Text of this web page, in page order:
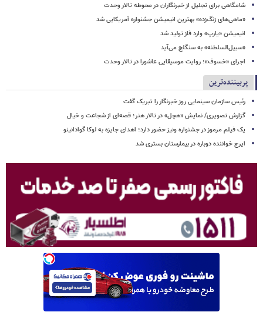
شامگاهی برای تجلیل از خبرنگاران در محوطه تالار وحدت
«ماهی‌های زنگ‌زده» بهترین انیمیشن جشنواره آمریکایی شد
انیمیشن «یارپ» وارد فاز تولید شد
«سبیل‌السلطنه» به سنگلج می‌آید
اجرای «خسوف»؛ روایت موسیقایی عاشورا در تالار وحدت
پربیننده‌ترین
رئیس سازمان سینمایی روز خبرنگار را تبریک گفت
گزارش تصویری/ نمایش «هچل» در تالار هنر؛ قصه‌ای از شجاعت و خیال
یک فیلم مرموز در جشنواره ونیز حضور دارد؛ اهدای جایزه به لوکا گوادانینو
ایرج خواننده دوباره در بیمارستان بستری شد